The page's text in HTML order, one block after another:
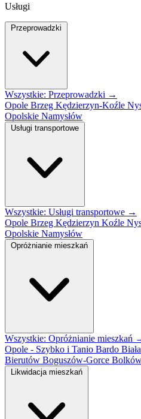
Usługi
Przeprowadzki
Wszystkie: Przeprowadzki →
Opole Brzeg Kędzierzyn-Koźle
Opolskie Namysłów
Usługi transportowe
Wszystkie: Usługi transportowe →
Opole Brzeg Kędzierzyn Koźle
Opolskie Namysłów
Opróżnianie mieszkań
Wszystkie: Opróżnianie mieszkań
Opole - Szybko i Tanio Bardo Biała
Bierutów Boguszów-Gorce
Likwidacja mieszkań